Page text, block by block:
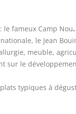
le fameux Camp Nou.
le Jean
meuble,
sur le
typiques à